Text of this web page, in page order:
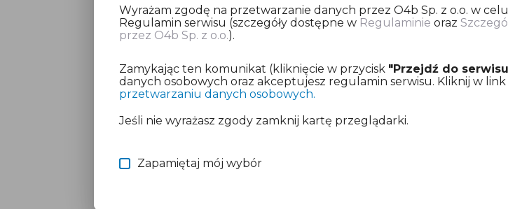
Wyrażam zgodę na przetwarzanie danych przez O4b Sp. z o.o. w
Regulamin serwisu (szczegóły dostępne w Regulaminie oraz
przez O4b Sp. z o.o.).
Zamykając ten komunikat (kliknięcie w przycisk "Przejdź do
danych osobowych oraz akceptujesz regulamin serwisu. Kliknij w
przetwarzaniu danych osobowych.
Jeśli nie wyrażasz zgody zamknij kartę przeglądarki.
Zapamiętaj mój wybór